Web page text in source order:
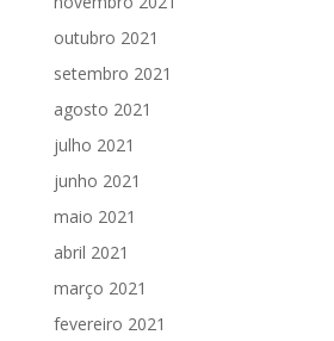
outubro 2021
setembro 2021
agosto 2021
julho 2021
junho 2021
maio 2021
abril 2021
março 2021
fevereiro 2021